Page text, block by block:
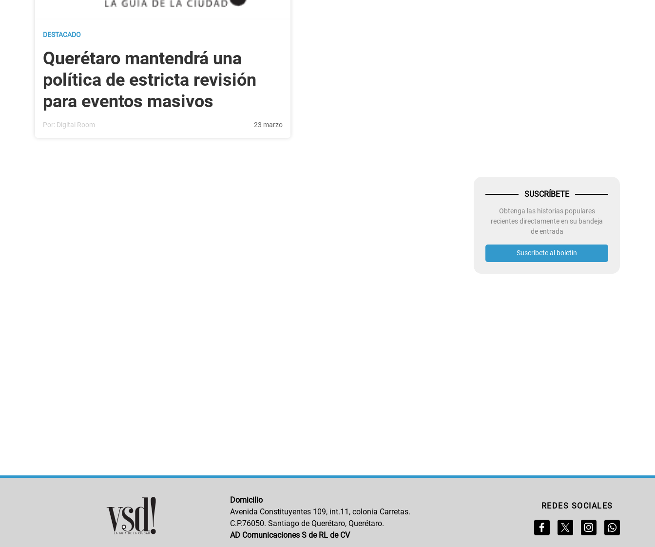
DESTACADO
Querétaro mantendrá una
política de estricta revisión
para eventos masivos
Por: Digital Room 23 marzo
SUSCRÍBETE
Obtenga las historias populares
recientes directamente en su bandeja
de entrada
Suscribete al boletín
Domicilio
Avenida Constituyentes 109, int.11, colonia Carretas.
C.P.76050. Santiago de Querétaro, Querétaro.
AD Comunicaciones S de RL de CV
REDES SOCIALES